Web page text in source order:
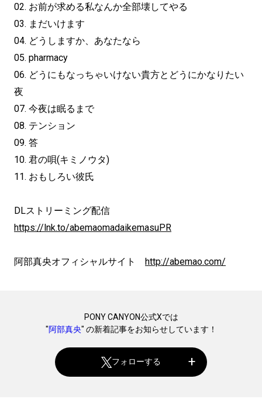
02. お前が求める私なんか全部壊してやる
03. まだいけます
04. どうしますか、あなたなら
05. pharmacy
06. どうにもなっちゃいけない貴方とどうにかなりたい
夜
07. 今夜は眠るまで
08. テンション
09. 答
10. 君の唄(キミノウタ)
11. おもしろい彼氏
DLストリーミング配信
https://lnk.to/abemaomadaikemasuPR
阿部真央オフィシャルサイト http://abemao.com/
PONY CANYON公式Xでは
"阿部真央" の新着記事をお知らせしています！
フォローする